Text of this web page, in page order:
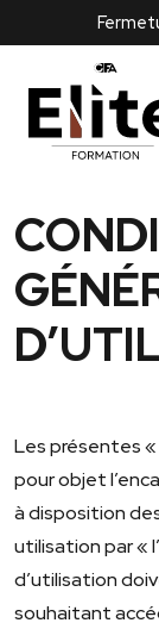
Les présentes
pour objet
à disposition
utilisation par «
d’utilisation
souhaitant